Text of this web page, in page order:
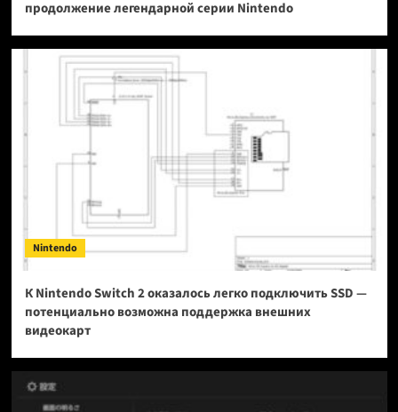
продолжение легендарной серии Nintendo
Nintendo
К Nintendo Switch 2 оказалось легко подключить SSD —
потенциально возможна поддержка внешних
видеокарт